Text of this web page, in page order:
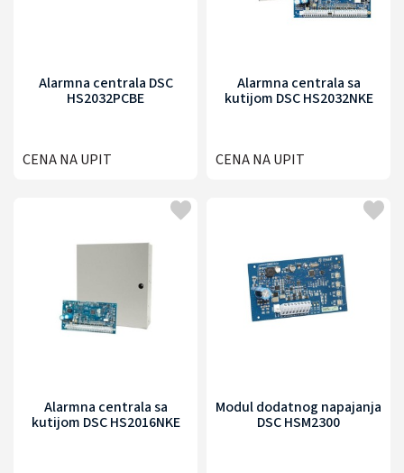
Alarmna centrala DSC
HS2032PCBE
CENA NA UPIT
Alarmna centrala sa
kutijom DSC HS2032NKE
CENA NA UPIT
Alarmna centrala sa
kutijom DSC HS2016NKE
Modul dodatnog napajanja
DSC HSM2300